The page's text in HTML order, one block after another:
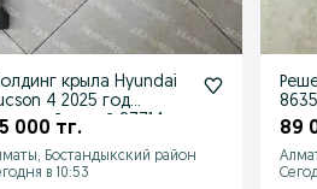
крыла Hyundai
4 2025 год
левый 87714-
000 тг.
Бостандыкский район
в 10:53
89